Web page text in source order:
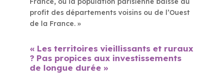
profit des départements voisins ou de l’Ouest
de la France. »
« Les territoires vieillissants et ruraux
? Pas propices aux investissements
de longue durée »